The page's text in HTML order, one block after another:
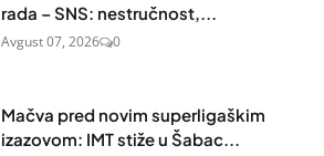
rada – SNS: nestručnost,...
Avgust 07, 2026 0
Mačva pred novim superligaškim
izazovom: IMT stiže u Šabac...